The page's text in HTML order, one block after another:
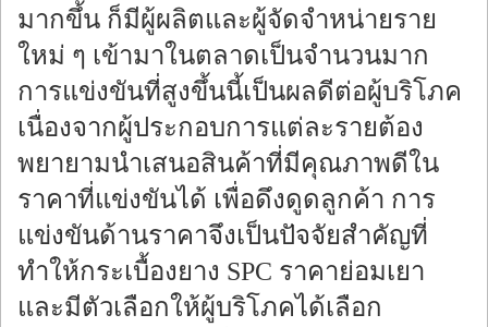
มากขึ้น ก็มีผู้ผลิตและผู้จัดจำหน่ายราย
ใหม่ ๆ เข้ามาในตลาดเป็นจำนวนมาก
การแข่งขันที่สูงขึ้นนี้เป็นผลดีต่อผู้บริโภค
เนื่องจากผู้ประกอบการแต่ละรายต้อง
พยายามนำเสนอสินค้าที่มีคุณภาพดีใน
ราคาที่แข่งขันได้ เพื่อดึงดูดลูกค้า การ
แข่งขันด้านราคาจึงเป็นปัจจัยสำคัญที่
ทำให้กระเบื้องยาง SPC ราคาย่อมเยา
และมีตัวเลือกให้ผู้บริโภคได้เลือก